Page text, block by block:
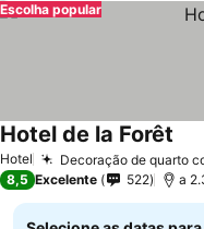
Escolha popular
Hotel Decoração de quarto
Hotel de la Forêt
8,5 Excelente 522 a